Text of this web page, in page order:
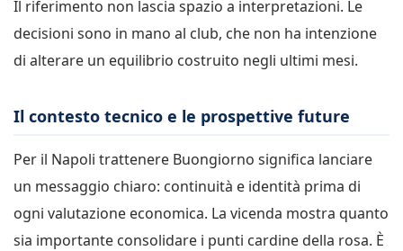
Il riferimento non lascia spazio a interpretazioni. Le
decisioni sono in mano al club, che non ha intenzione
di alterare un equilibrio costruito negli ultimi mesi.
Il contesto tecnico e le prospettive future
Per il Napoli trattenere Buongiorno significa lanciare
un messaggio chiaro: continuità e identità prima di
ogni valutazione economica. La vicenda mostra quanto
sia importante consolidare i punti cardine della rosa. È